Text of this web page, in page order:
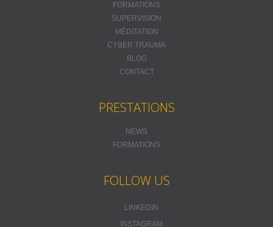
FORMATIONS
SUPERVISION
MÉDITATION
CYBER TRAUMA
BLOG
CONTACT
PRESTATIONS
NEWS
FORMATIONS
FOLLOW US
LINKEDIN
INSTAGRAM